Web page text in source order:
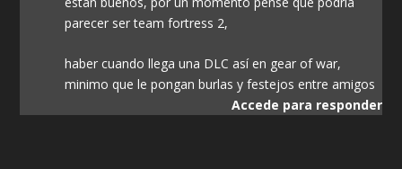
parecer ser team fortress 2,
haber cuando llega una DLC así en gear of war,
minimo que le pongan burlas y festejos entre amigos
Accede para responder